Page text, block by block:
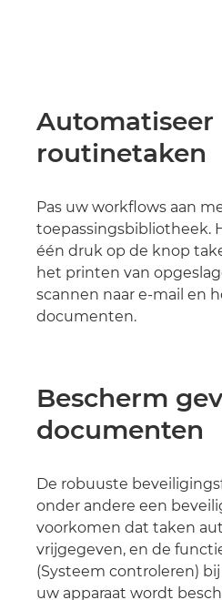
Automatiseer
routinetaken
Pas uw workflows aan
toepassingsbibliotheek.
één druk op de knop
het printen van
scannen naar e-mail en
documenten.
Bescherm
documenten
De robuuste
onder andere een
voorkomen dat taken
vrijgegeven, en de
(Systeem controleren)
uw apparaat wordt